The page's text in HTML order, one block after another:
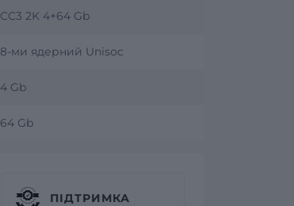
CC3 2K 4+64 Gb
8-ми ядерний Unisoc
4 Gb
64 Gb
ПІДТРИМКА